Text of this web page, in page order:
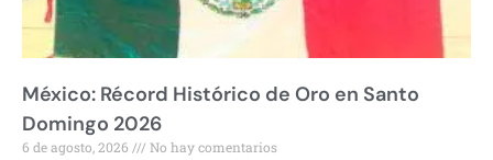
México: Récord Histórico de Oro en Santo
Domingo 2026
6 de agosto, 2026 No hay comentarios